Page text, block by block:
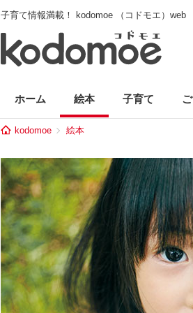
子育て情報満載！ kodomoe （コドモエ）web
ホーム 絵本 子育て
kodomoe 絵本